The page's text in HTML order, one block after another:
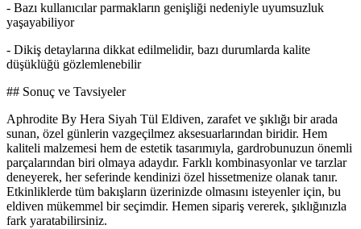
- Bazı kullanıcılar parmakların genişliği nedeniyle uyumsuzluk
yaşayabiliyor
- Dikiş detaylarına dikkat edilmelidir, bazı durumlarda kalite
düşüklüğü gözlemlenebilir
## Sonuç ve Tavsiyeler
Aphrodite By Hera Siyah Tül Eldiven, zarafet ve şıklığı bir arada
sunan, özel günlerin vazgeçilmez aksesuarlarından biridir. Hem
kaliteli malzemesi hem de estetik tasarımıyla, gardrobunuzun önemli
parçalarından biri olmaya adaydır. Farklı kombinasyonlar ve tarzlar
deneyerek, her seferinde kendinizi özel hissetmenize olanak tanır.
Etkinliklerde tüm bakışların üzerinizde olmasını isteyenler için, bu
eldiven mükemmel bir seçimdir. Hemen sipariş vererek, şıklığınızla
fark yaratabilirsiniz.